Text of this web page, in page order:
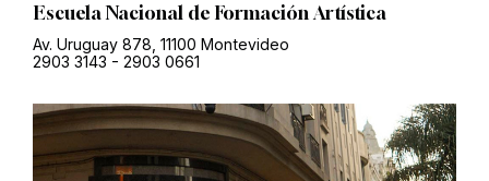
Escuela Nacional de Formación Artística
Av. Uruguay 878, 11100 Montevideo
2903 3143 - 2903 0661